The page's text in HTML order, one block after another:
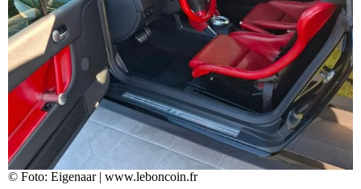
© Foto: Eigenaar | www.leboncoin.fr